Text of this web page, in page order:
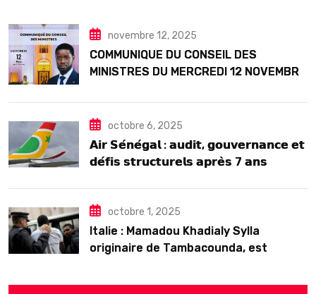
novembre 12, 2025
COMMUNIQUE DU CONSEIL DES
MINISTRES DU MERCREDI 12 NOVEMBRE
octobre 6, 2025
𝗔𝗶𝗿 𝗦𝗲́𝗻𝗲́𝗴𝗮𝗹 : 𝗮𝘂𝗱𝗶𝘁, 𝗴𝗼𝘂𝘃𝗲𝗿𝗻𝗮𝗻𝗰𝗲 𝗲𝘁
𝗱𝗲́𝗳𝗶𝘀 𝘀𝘁𝗿𝘂𝗰𝘁𝘂𝗿𝗲𝗹𝘀 𝗮𝗽𝗿𝗲̀𝘀 7 𝗮𝗻𝘀
octobre 1, 2025
Italie : Mamadou Khadialy Sylla
originaire de Tambacounda, est
arrestation